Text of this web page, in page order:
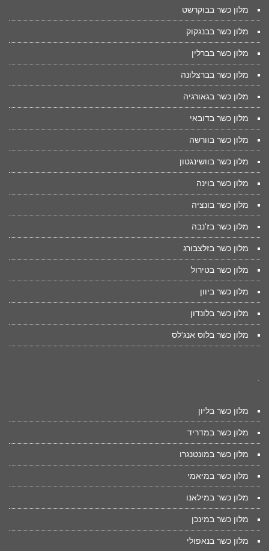
מלון כשר בבוקרשט
מלון כשר בבנגקוק
מלון כשר בברלין
מלון כשר בברצלונה
מלון כשר בגאורגיה
מלון כשר בדובאי
מלון כשר בוורשה
מלון כשר בוושינגטון
מלון כשר בוינה
מלון כשר בונציה
מלון כשר בז'נבה
מלון כשר בזלצבורג
מלון כשר בטירול
מלון כשר ביוון
מלון כשר בלונדון
מלון כשר בלוס אנג'לס
.
מלון כשר בליון
מלון כשר במדריד
מלון כשר במונטנגרו
מלון כשר במיאמי
מלון כשר במילאנו
מלון כשר במינכן
מלון כשר בנאפולי